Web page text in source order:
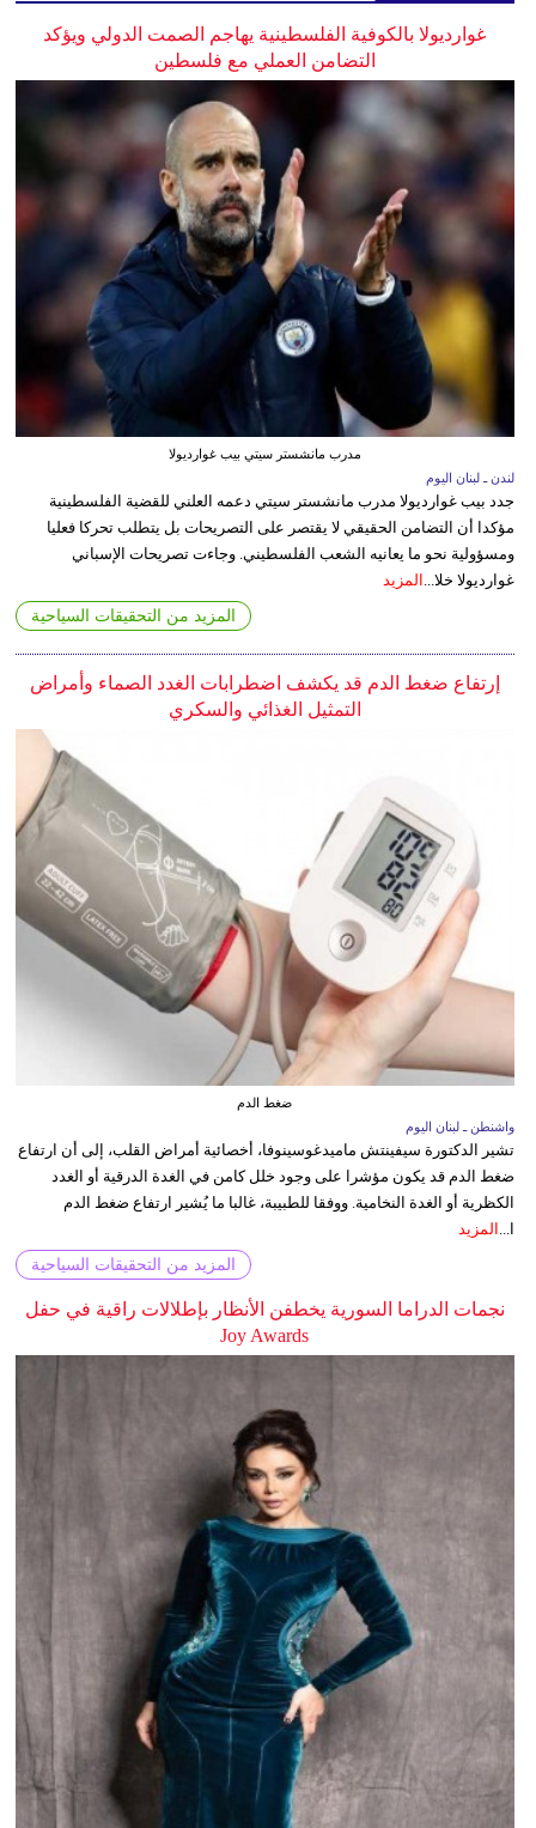
غوارديولا بالكوفية الفلسطينية يهاجم الصمت الدولي ويؤكد
التضامن العملي مع فلسطين
مدرب مانشستر سيتي بيب غوارديولا
لندن ـ لبنان اليوم
جدد بيب غوارديولا مدرب مانشستر سيتي دعمه العلني للقضية الفلسطينية
مؤكدا أن التضامن الحقيقي لا يقتصر على التصريحات بل يتطلب تحركا فعليا
ومسؤولية نحو ما يعانيه الشعب الفلسطيني. وجاءت تصريحات الإسباني
غوارديولا خلا...
المزيد
المزيد من التحقيقات السياحية
إرتفاع ضغط الدم قد يكشف اضطرابات الغدد الصماء وأمراض
التمثيل الغذائي والسكري
ضغط الدم
واشنطن ـ لبنان اليوم
تشير الدكتورة سيفينتش ماميدغوسينوفا، أخصائية أمراض القلب، إلى أن ارتفاع
ضغط الدم قد يكون مؤشرا على وجود خلل كامن في الغدة الدرقية أو الغدد
الكظرية أو الغدة النخامية. ووفقا للطبيبة، غالبا ما يُشير ارتفاع ضغط الدم
ا... المزيد
المزيد من التحقيقات السياحية
نجمات الدراما السورية يخطفن الأنظار بإطلالات راقية في حفل
Joy Awards